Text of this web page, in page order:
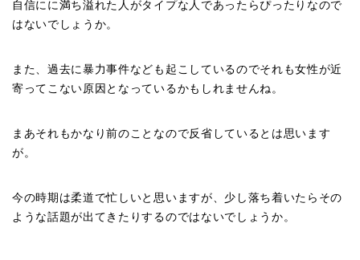
自信にに満ち溢れた人がタイプな人であったらぴったりなので
はないでしょうか。
また、過去に暴力事件なども起こしているのでそれも女性が近
寄ってこない原因となっているかもしれませんね。
まあそれもかなり前のことなので反省しているとは思います
が。
今の時期は柔道で忙しいと思いますが、少し落ち着いたらその
ような話題が出てきたりするのではないでしょうか。